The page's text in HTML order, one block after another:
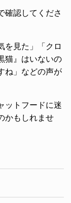
確認してくださ
を見た」「クロ
猫』はいないの
ね」などの声が
ットフードに迷
かもしれませ